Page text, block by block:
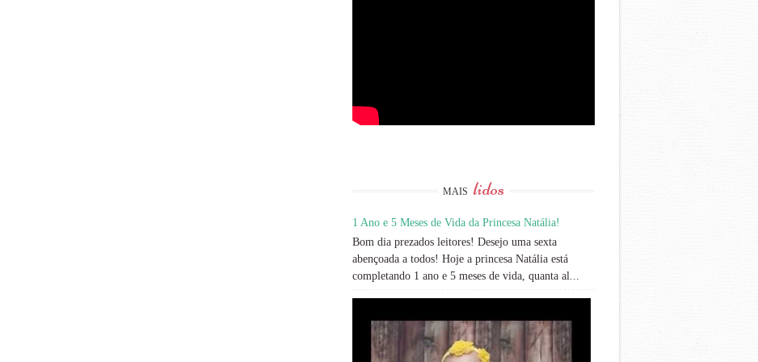
MAIS lidos
1 Ano e 5 Meses de Vida da Princesa Natália!
Bom dia prezados leitores! Desejo uma sexta
abençoada a todos! Hoje a princesa Natália está
completando 1 ano e 5 meses de vida, quanta al...